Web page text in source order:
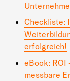
Checkliste:
erfolgreich!
eBook: ROI
messbare